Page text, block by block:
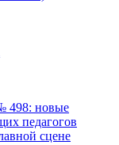
498: новые
педагогов